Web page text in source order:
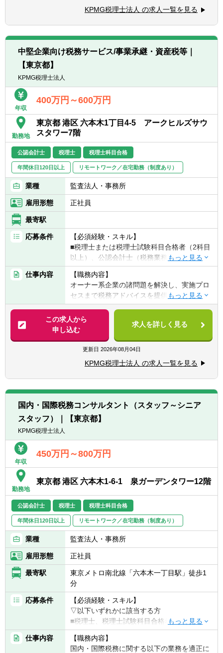
経験がある方
む）/USCPA/証券アナリスト/CFA/MBA
■業務で英語使用経験がある方
ングに関わるアドバイザリー
KPMG税理士法人 の求人一覧を見る
中堅企業向け税務サービス/事業承継・資産税等｜
【東京都】
KPMG税理士法人
年収
400万円～600万円
勤務地
東京都 港区 六本木1丁目4-5 アークヒルズサウ
スタワー7階
公認会計士 税理士 税理士科目合格
年間休日120日以上 リモートワーク／在宅勤務（制度あり）
業種 監査法人・事務所
雇用形態 正社員
最寄駅
応募条件
【必須経験・スキル】
■税理士または税理士試験科目合格者（2科目
以上）、公認会計士（税務業務の実務経験
者）のいずれか
■会計事務所にて資産税関連業務の経験のあ
る方（概年以上の経験のある方）
仕事内容
【職務内容】
オーナー系企業の諸問題を解決し、実施プロ
セスまで税務アドバイスを提供します。年間
を通じ、企業の税務申告書作成も支援しま
す。
【具体的には】
■オーナー系企業に対する事業承継対策、個
人富裕層に対する相続税対策に関する税務ア
ドバイス業務
■株式公開時における資本関係の整理などに
伴う税務アドバイス業務
■税法基準による株式評価業務
■相続税・贈与税、譲渡所得税申告業務
■月次決算、四半期決算の支援
務意見書の作成等
この求人から
申し込む
求人を詳しく見る
更新日 2026年08月04日
KPMG税理士法人 の求人一覧を見る
国内・国際税務コンサルタント（スタッフ～シニア
スタッフ）｜【東京都】
KPMG税理士法人
年収
450万円～800万円
勤務地
東京都 港区 六本木1-6-1 泉ガーデンタワー12階
公認会計士 税理士 税理士科目合格
年間休日120日以上 リモートワーク／在宅勤務（制度あり）
業種 監査法人・事務所
雇用形態 正社員
最寄駅
東京メトロ南北線「六本木一丁目駅」徒歩1
分
応募条件
【必須経験・スキル】
▽以下いずれかに該当する方
■税理士、税理士試験科目合格者（合格科
目、科目数は不問）
■公認会計士
仕事内容
【職務内容】
国内・国際税務に関する以下の業務を適正に